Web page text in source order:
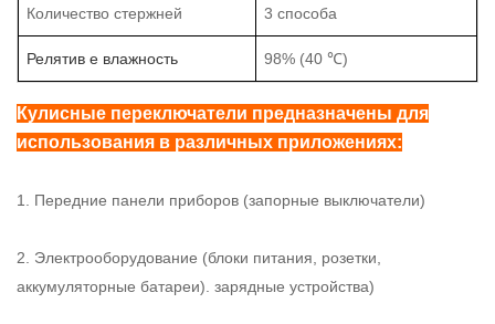
Количество стержней 3 способа
Релятив е влажность 98% (40 ℃)
Кулисные переключатели предназначены для
использования в различных приложениях:
1. Передние панели приборов (запорные выключатели)
2. Электрооборудование (блоки питания, розетки,
аккумуляторные батареи). зарядные устройства)